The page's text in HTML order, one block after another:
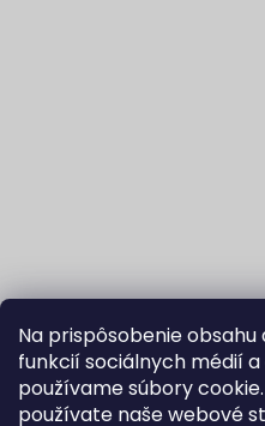
Na prispôsobenie
funkcií sociálnych médií
používame súbory
používate naše webové